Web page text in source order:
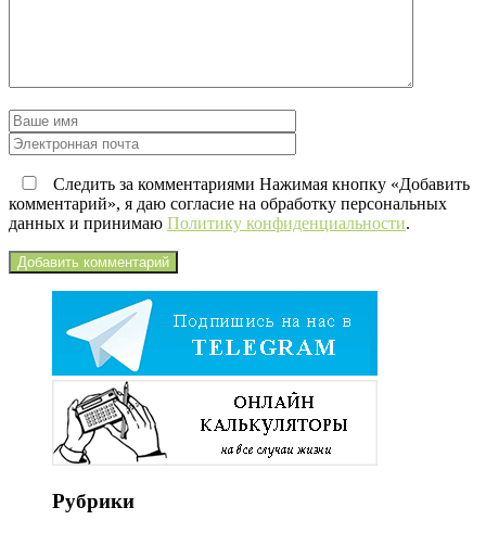
Следить за комментариями Нажимая кнопку «Добавить
комментарий», я даю согласие на обработку персональных
данных и принимаю Политику конфиденциальности.
Рубрики